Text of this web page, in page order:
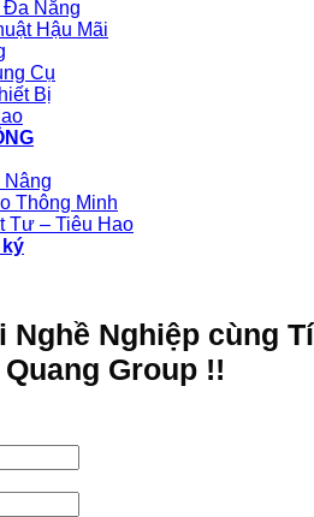
Đa Năng
Hậu Mãi
Cụ
Bị
Nâng
Thông Minh
Tư – Tiêu Hao
Nghề Nghiệp cùng
Quang Group !!